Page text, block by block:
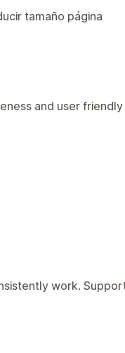
tamaño página
and user friendly
work.